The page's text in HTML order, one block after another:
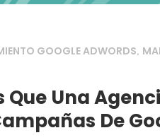
GOOGLE ADWORDS,
Que Una
De